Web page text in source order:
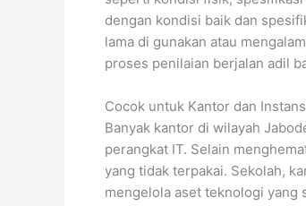
dengan kondisi baik dan
lama di gunakan atau
proses penilaian berjalan adil
Cocok untuk Kantor dan
Banyak kantor di wilayah
perangkat IT. Selain
yang tidak terpakai. Sekolah,
mengelola aset teknologi yang